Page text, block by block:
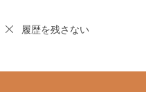
履歴を残さない